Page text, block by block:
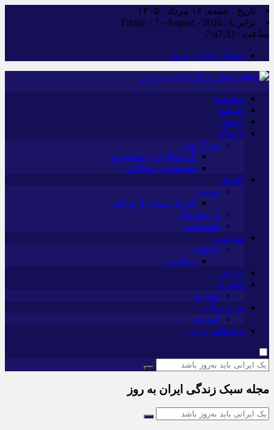
تاریخ : جمعه, ۱۶ مرداد , ۱۴۰۵
برابر با : Friday - 7 - August - 2026
ساعت : 7:47:34
تبلیغات ایران به‌روز
سیاست
اندیشه
حقوقی
فرهنگ
سرگرمی
گردشگری و مهاجرت
طبیعت و حیوانات
اقتصاد
صنعت
کارآفرینی و بازاریابی
ارزدیجیتال
تحصیلات
بهداشت
خانواده
زناشویی
ورزش
فناوری
خودرو
مد و زیبایی
آشپزی
لینک‌های به‌روز
مجله سبک زندگی ایران به روز